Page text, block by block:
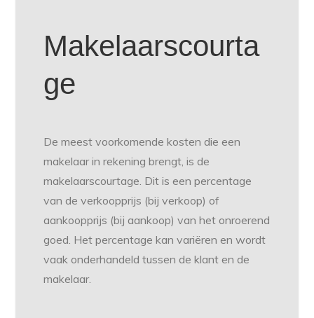
Makelaarscourta
ge
De meest voorkomende kosten die een
makelaar in rekening brengt, is de
makelaarscourtage. Dit is een percentage
van de verkoopprijs (bij verkoop) of
aankoopprijs (bij aankoop) van het onroerend
goed. Het percentage kan variëren en wordt
vaak onderhandeld tussen de klant en de
makelaar.